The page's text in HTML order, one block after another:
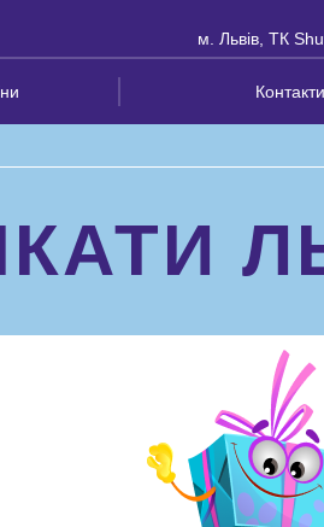
м. Львів, ТК
Контакти